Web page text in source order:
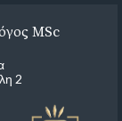
MSc
2